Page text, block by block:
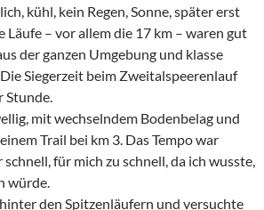
kühl, kein Regen, Sonne, später erst
Läufe – vor allem die 17 km – waren gut
der ganzen Umgebung und klasse
Siegerzeit beim Zweitalspeerenlauf
Stunde.
mit wechselndem Bodenbelag und
Trail bei km 3. Das Tempo war
für mich zu schnell, da ich wusste,
würde.
den Spitzenläufern und versuchte